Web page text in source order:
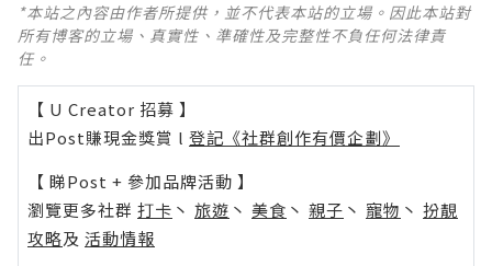
*本站之內容由作者所提供，並不代表本站的立場。因此本站對
所有博客的立場、真實性、準確性及完整性不負任何法律責
任。
【 U Creator 招募 】
出Post賺現金獎賞 l 登記《社群創作有價企劃》
【 睇Post + 參加品牌活動 】
瀏覽更多社群 打卡 丶 旅遊 丶 美食 丶 親子 丶 寵物 丶 扮靚
攻略及 活動情報